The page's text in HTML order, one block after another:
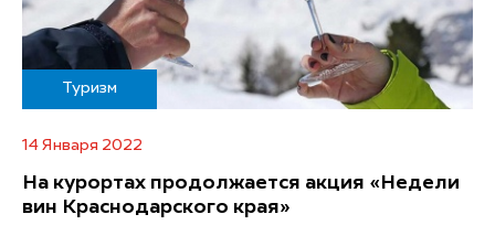
Туризм
14 Января 2022
На курортах продолжается акция «Недели
вин Краснодарского края»